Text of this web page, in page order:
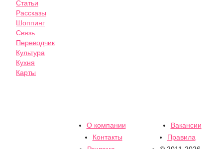
Статьи
Рассказы
Шоппинг
Связь
Переводчик
Культура
Кухня
Карты
О компании
Вакансии
Контакты
Правила